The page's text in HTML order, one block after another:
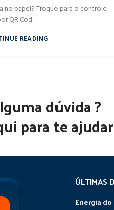
no papel? Troque para o controle
QR Cod...
READING
dúvida ?
para te ajudar
ÚLTIMAS
Energia